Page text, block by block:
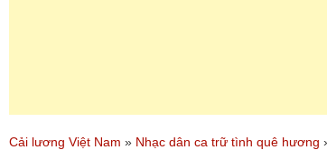
Cải lương Việt Nam » Nhạc dân ca trữ tình quê hương